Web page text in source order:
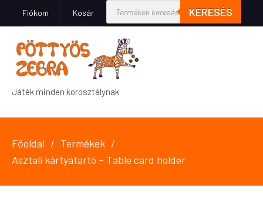
Fiókom Kosár KERESÉS
Játék minden korosztálynak
Főoldal
Termékek
Asztali kártyatartó – Table card holder